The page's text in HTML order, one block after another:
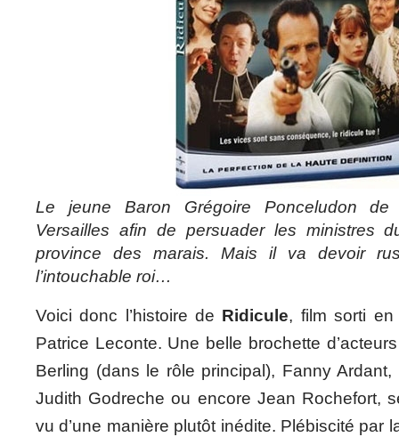
Le jeune Baron Grégoire Ponceludon
Versailles afin de persuader les ministres
province des marais. Mais il va devoir
l’intouchable roi…
Voici donc l’histoire de Ridicule, film sorti
Patrice Leconte. Une belle brochette
Berling (dans le rôle principal), Fanny Ardant,
Judith Godreche ou encore Jean Rochefort,
vu d’une manière plutôt inédite. Plébiscité par